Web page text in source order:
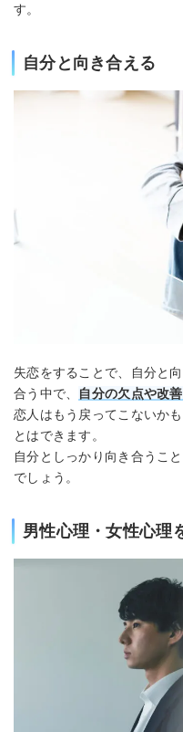
す。
自分と向き合える
失恋をすることで、自分と
合う中で、 自分の欠点や改
恋人はもう戻ってこないか
とはできます。
自分としっかり向き合うこと
でしょう。
男性心理・女性心理